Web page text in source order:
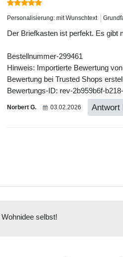
Personalisierung: mit Wunschtext
Der Briefkasten ist perfekt. Es gibt
Bestellnummer-299461
Hinweis: Importierte Bewertung
Bewertung bei Trusted Shops
Bewertungs-ID: rev-2b959b6f-
Norbert G. 03.02.2026 Antwort
selbst!